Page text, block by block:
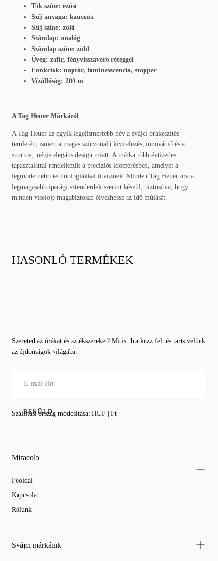
Tok színe: ezüst
Szíj anyaga: kaucsuk
Szíj színe: zöld
Számlap: analóg
Számlap színe: zöld
Üveg: zafír, fényvisszaverő réteggel
Funkciók: naptár, lumineszcencia, stopper
Vízállóság: 200 m
A Tag Heuer Márkáról
A Tag Heuer az egyik legelismertebb név a svájci órakészítés
területén, ismert a magas színvonalú kivitelezés, innováció és a
sportos, mégis elegáns design miatt. A márka több évtizedes
tapasztalattal rendelkezik a precíziós időmérésben, amelyet a
legmodernebb technológiákkal ötvöznek. Minden Tag Heuer óra a
legmagasabb iparági sztenderdek szerint készül, biztosítva, hogy
minden viselője magabiztosan élvezhesse az idő múlását.
HASONLÓ TERMÉKEK
Szereted az órákat és az ékszereket? Mi is! Iratkozz fel, és tarts velünk
az újdonságok világába.
BEKÜLD
Szállítási ország módosítása: HUF | Ft
Miracolo
Főoldal
Kapcsolat
Rólunk
Svájci márkáink